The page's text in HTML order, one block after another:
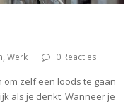
,Werk 0 Reacties
zelf een loods te gaan
als je denkt. Wanneer je